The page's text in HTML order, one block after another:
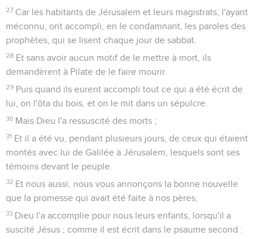
27 Car les habitants de Jérusalem et leurs magistrats, l'ayant
méconnu, ont accompli, en le condamnant, les paroles des
prophètes, qui se lisent chaque jour de sabbat.
28 Et sans avoir aucun motif de le mettre à mort, ils
demandèrent à Pilate de le faire mourir.
29 Puis quand ils eurent accompli tout ce qui a été écrit de
lui, on l'ôta du bois, et on le mit dans un sépulcre.
30 Mais Dieu l'a ressuscité des morts ;
31 Et il a été vu, pendant plusieurs jours, de ceux qui étaient
montés avec lui de Galilée à Jérusalem, lesquels sont ses
témoins devant le peuple.
32 Et nous aussi, nous vous annonçons la bonne nouvelle
que la promesse qui avait été faite à nos pères,
33 Dieu l'a accomplie pour nous leurs enfants, lorsqu'il a
suscité Jésus ; comme il est écrit dans le psaume second :